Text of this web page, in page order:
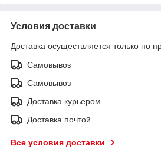
Условия доставки
Доставка осуществляется только по
Самовывоз
Самовывоз
Доставка курьером
Доставка почтой
Все условия доставки